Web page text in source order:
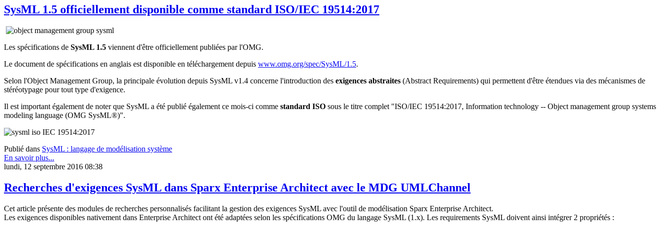
SysML 1.5 officiellement disponible comme standard ISO/IEC 19514:2017
Les spécifications de SysML 1.5 viennent d'être officiellement publiées par l'OMG.
Le document de spécifications en anglais est disponible en téléchargement depuis www.omg.org/spec/SysML/1.5.
Selon l'Object Management Group, la principale évolution depuis SysML v1.4 concerne l'introduction des exigences abstraites (Abstract Requirements) qui permettent d'être étendues via des mécanismes de
stéréotypage pour tout type d'exigence.
Il est important également de noter que SysML a été publié également ce mois-ci comme standard ISO sous le titre complet "ISO/IEC 19514:2017, Information technology -- Object management group systems
modeling language (OMG SysML®)".
Publié dans SysML : langage de modélisation système
En savoir plus...
lundi, 12 septembre 2016 08:38
Recherches d'exigences SysML dans Sparx Enterprise Architect avec le MDG UMLChannel
Cet article présente des modules de recherches personnalisés facilitant la gestion des exigences SysML avec l'outil de modélisation Sparx Enterprise Architect.
Les exigences disponibles nativement dans Enterprise Architect ont été adaptées selon les spécifications OMG du langage SysML (1.x). Les requirements SysML doivent ainsi intégrer 2 propriétés :